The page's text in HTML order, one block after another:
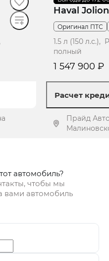
Haval Jolion
Оригинал ПТС
1.5 л (150
полный
1 547 900 ₽
Расчет
Прайд
автомобиль?
чтобы мы
вами автомобиль